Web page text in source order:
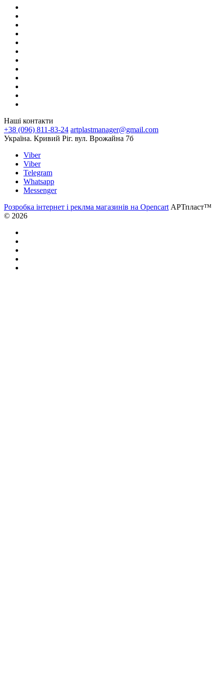
Наші контакти
+38 (096) 811-83-24 artplastmanager@gmail.com
Україна. Кривий Ріг. вул. Врожайна 7б
Viber
Viber
Telegram
Whatsapp
Messenger
Розробка інтернет і реклма магазинів на Opencart АРТпласт™
© 2026